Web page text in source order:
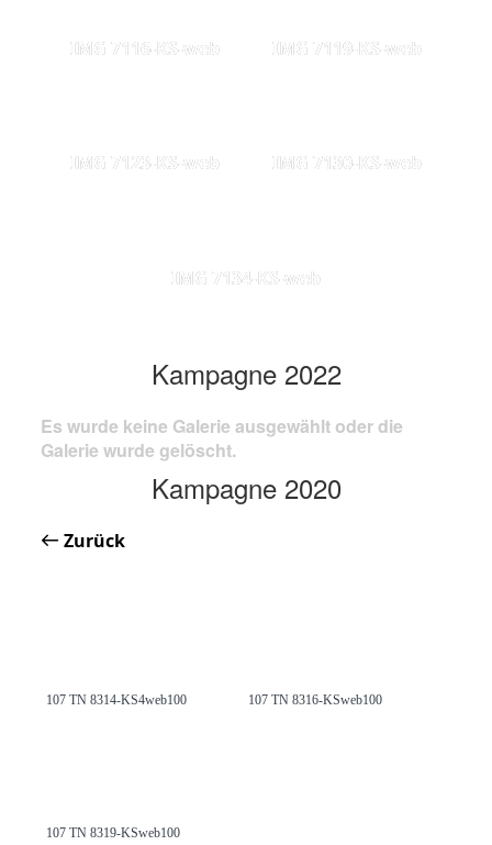
IMG 7116-KS-web IMG 7119-KS-web
IMG 7123-KS-web IMG 7130-KS-web
IMG 7134-KS-web
Kampagne 2022
Es wurde keine Galerie ausgewählt oder die
Galerie wurde gelöscht.
Kampagne 2020
Zurück
107 TN 8314-KS4web100 107 TN 8316-KSweb100
107 TN 8319-KSweb100